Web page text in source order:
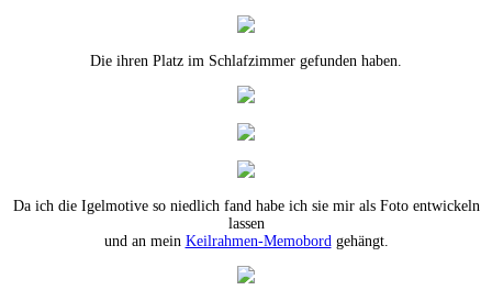
Die ihren Platz im Schlafzimmer gefunden haben.
Da ich die Igelmotive so niedlich fand habe ich sie mir als Foto entwickeln
lassen
und an mein Keilrahmen-Memobord gehängt.